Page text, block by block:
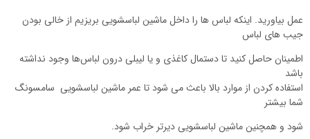
عمل بیاورید. اینکه لباس ها را داخل ماشین لباسشویی بریزیم از خالی بودن
جیب های لباس
اطمینان حاصل کنید تا دستمال کاغذی و یا لیبلی درون لباس‌ها وجود نداشته
باشد
استفاده کردن از موارد بالا باعث می شود تا عمر ماشین لباسشویی سامسونگ
شما بیشتر
شود و همچنین ماشین لباسشویی دیرتر خراب شود.